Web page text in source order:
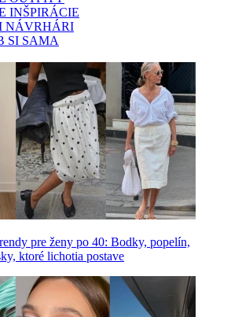
INŠPIRÁCIE
NÁVRHÁRI
SI SAMA
pre ženy po 40: Bodky, popelín,
ktoré lichotia postave